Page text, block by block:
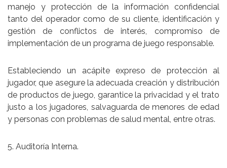
manejo y protección de la información confidencial
tanto del operador como de su cliente, identificación y
gestión de conflictos de interés, compromiso de
implementación de un programa de juego responsable.
Estableciendo un acápite expreso de protección al
jugador, que asegure la adecuada creación y distribución
de productos de juego, garantice la privacidad y el trato
justo a los jugadores, salvaguarda de menores de edad
y personas con problemas de salud mental, entre otras.
5. Auditoría Interna.